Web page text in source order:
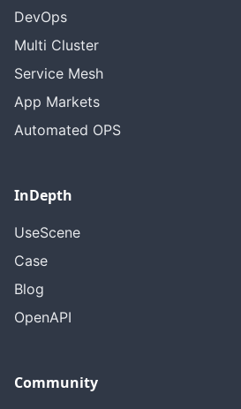
DevOps
Multi Cluster
Service Mesh
App Markets
Automated OPS
InDepth
UseScene
Case
Blog
OpenAPI
Community